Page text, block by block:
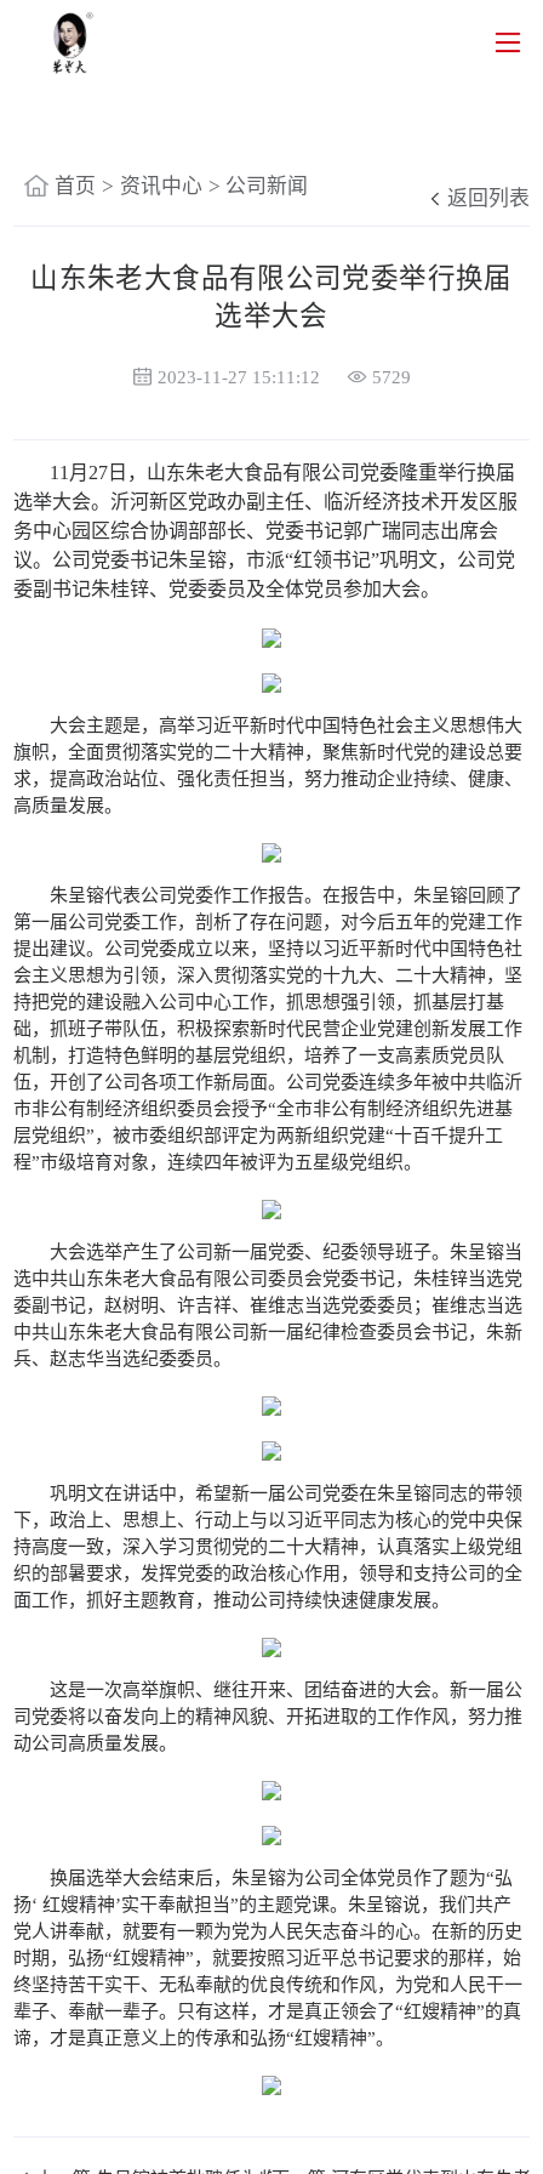
首页 > 资讯中心 > 公司新闻
返回列表
山东朱老大食品有限公司党委举行换届
选举大会
2023-11-27 15:11:12 5729
11月27日，山东朱老大食品有限公司党委隆重举行换届
选举大会。沂河新区党政办副主任、临沂经济技术开发区服
务中心园区综合协调部部长、党委书记郭广瑞同志出席会
议。公司党委书记朱呈镕，市派“红领书记”巩明文，公司党
委副书记朱桂锌、党委委员及全体党员参加大会。
大会主题是，高举习近平新时代中国特色社会主义思想伟大
旗帜，全面贯彻落实党的二十大精神，聚焦新时代党的建设总要
求，提高政治站位、强化责任担当，努力推动企业持续、健康、
高质量发展。
朱呈镕代表公司党委作工作报告。在报告中，朱呈镕回顾了
第一届公司党委工作，剖析了存在问题，对今后五年的党建工作
提出建议。公司党委成立以来，坚持以习近平新时代中国特色社
会主义思想为引领，深入贯彻落实党的十九大、二十大精神，坚
持把党的建设融入公司中心工作，抓思想强引领，抓基层打基
础，抓班子带队伍，积极探索新时代民营企业党建创新发展工作
机制，打造特色鲜明的基层党组织，培养了一支高素质党员队
伍，开创了公司各项工作新局面。公司党委连续多年被中共临沂
市非公有制经济组织委员会授予“全市非公有制经济组织先进基
层党组织”，被市委组织部评定为两新组织党建“十百千提升工
程”市级培育对象，连续四年被评为五星级党组织。
大会选举产生了公司新一届党委、纪委领导班子。朱呈镕当
选中共山东朱老大食品有限公司委员会党委书记，朱桂锌当选党
委副书记，赵树明、许吉祥、崔维志当选党委委员；崔维志当选
中共山东朱老大食品有限公司新一届纪律检查委员会书记，朱新
兵、赵志华当选纪委委员。
巩明文在讲话中，希望新一届公司党委在朱呈镕同志的带领
下，政治上、思想上、行动上与以习近平同志为核心的党中央保
持高度一致，深入学习贯彻党的二十大精神，认真落实上级党组
织的部暑要求，发挥党委的政治核心作用，领导和支持公司的全
面工作，抓好主题教育，推动公司持续快速健康发展。
这是一次高举旗帜、继往开来、团结奋进的大会。新一届公
司党委将以奋发向上的精神风貌、开拓进取的工作作风，努力推
动公司高质量发展。
换届选举大会结束后，朱呈镕为公司全体党员作了题为“弘
扬‘ 红嫂精神’实干奉献担当”的主题党课。朱呈镕说，我们共产
党人讲奉献，就要有一颗为党为人民矢志奋斗的心。在新的历史
时期，弘扬“红嫂精神”，就要按照习近平总书记要求的那样，始
终坚持苦干实干、无私奉献的优良传统和作风，为党和人民干一
辈子、奉献一辈子。只有这样，才是真正领会了“红嫂精神”的真
谛，才是真正意义上的传承和弘扬“红嫂精神”。